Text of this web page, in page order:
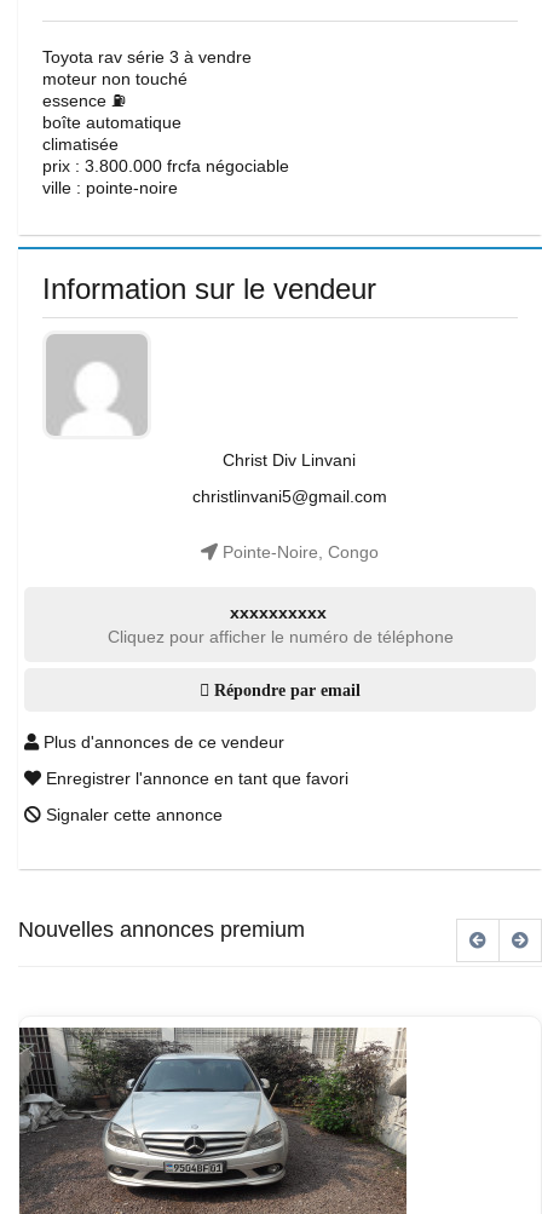
Toyota rav série 3 à vendre
moteur non touché
essence ⛽️
boîte automatique
climatisée
prix : 3.800.000 frcfa négociable
ville : pointe-noire
Information sur le vendeur
Christ Div Linvani
christlinvani5@gmail.com
Pointe-Noire, Congo
xxxxxxxxxx
Cliquez pour afficher le numéro de téléphone
Répondre par email
Plus d'annonces de ce vendeur
Enregistrer l'annonce en tant que favori
Signaler cette annonce
Nouvelles annonces premium